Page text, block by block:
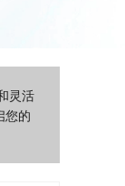
灵活
您的